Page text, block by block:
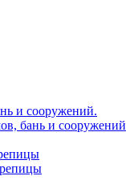
и сооружений.
бань и сооружений